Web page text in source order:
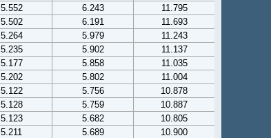
5.552 6.243
11.795
5.502 6.191
11.693
5.264 5.979
11.243
5.235 5.902
11.137
5.177 5.858
11.035
5.202 5.802
11.004
5.122 5.756
10.878
5.128 5.759
10.887
5.123 5.682
10.805
5.211 5.689
10.900